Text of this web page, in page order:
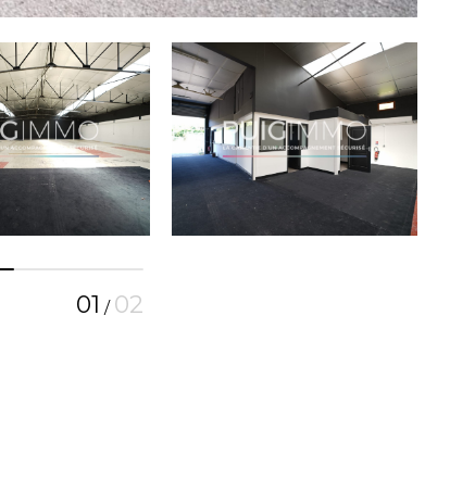
01 / 02